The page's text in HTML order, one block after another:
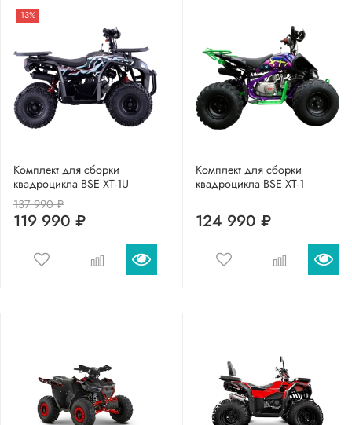
-13%
Комплект для сборки
квадроцикла BSE XT-1U
137 990 ₽
119 990 ₽
Комплект для сборки
квадроцикла BSE XT-1
124 990 ₽